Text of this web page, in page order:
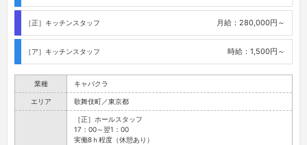
［正］キッチンスタッフ 月給：280,000円～
［ア］キッチンスタッフ 時給：1,500円～
業種 キャバクラ
エリア 歌舞伎町／東京都
［正］ホールスタッフ
17：00～翌1：00
実働8ｈ程度（休憩あり）